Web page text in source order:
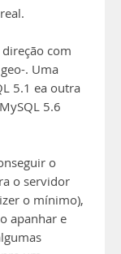
com
. Uma
5.1 ea outra
5.6
o
o servidor
o mínimo),
apanhar e